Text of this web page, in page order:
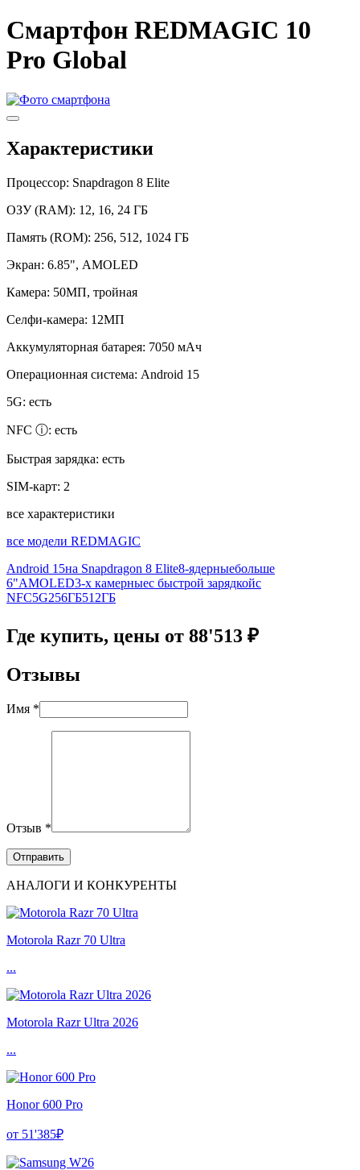
Смартфон REDMAGIC 10
Pro Global
Характеристики
Процессор: Snapdragon 8 Elite
ОЗУ (RAM): 12, 16, 24 ГБ
Память (ROM): 256, 512, 1024 ГБ
Экран: 6.85", AMOLED
Камера: 50МП, тройная
Селфи-камера: 12МП
Аккумуляторная батарея: 7050 мАч
Операционная система: Android 15
5G: есть
NFC ⓘ: есть
Быстрая зарядка: есть
SIM-карт: 2
все характеристики
все модели REDMAGIC
Android 15на Snapdragon 8 Elite8-ядерныебольше
6"AMOLED3-х камерныес быстрой зарядкойс
NFC5G256ГБ512ГБ
Где купить, цены от 88'513 ₽
Отзывы
Имя *
Отзыв *
АНАЛОГИ И КОНКУРЕНТЫ
Motorola Razr 70 Ultra
...
Motorola Razr Ultra 2026
...
Honor 600 Pro
от 51'385₽